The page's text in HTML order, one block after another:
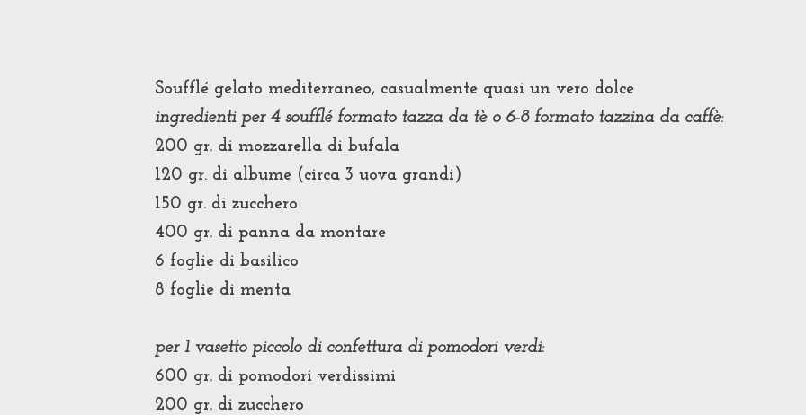
Soufflé gelato mediterraneo, casualmente quasi un vero dolce
ingredienti per 4 soufflé formato tazza da tè o 6-8 formato tazzina da caffè:
200 gr. di mozzarella di bufala
120 gr. di albume (circa 3 uova grandi)
150 gr. di zucchero
400 gr. di panna da montare
6 foglie di basilico
8 foglie di menta
per 1 vasetto piccolo di confettura di pomodori verdi:
600 gr. di pomodori verdissimi
200 gr. di zucchero